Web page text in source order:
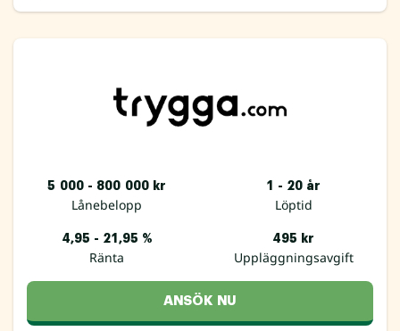
5 000 - 800 000 kr
Lånebelopp
1 - 20 år
Löptid
4,95 - 21,95 %
Ränta
495 kr
Uppläggningsavgift
ANSÖK NU